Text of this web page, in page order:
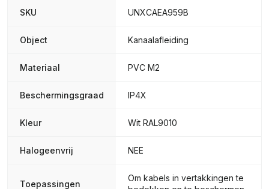
SKU UNXCAEA959B
Object Kanaalafleiding
Materiaal PVC M2
Beschermingsgraad IP4X
Kleur Wit RAL9010
Halogeenvrij NEE
Toepassingen
Om kabels in vertakkingen te